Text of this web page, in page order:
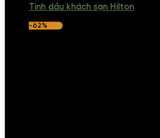
Tinh dầu khách sạn Hilton
-62%